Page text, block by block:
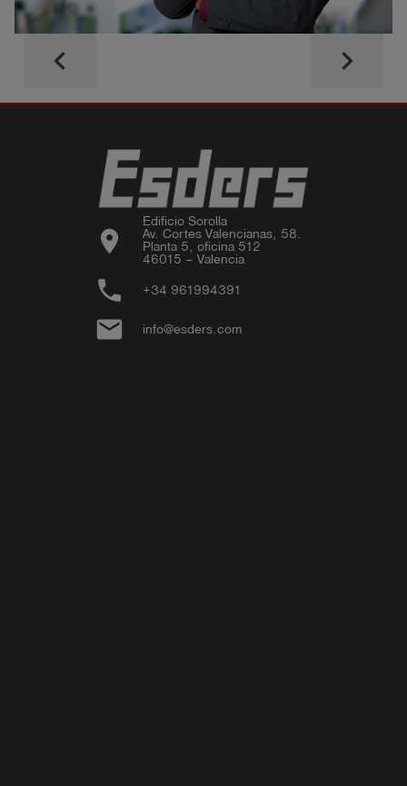
keyboard_arrow_left keyboard_arrow_right
location_on
Edificio Sorolla
Av. Cortes Valencianas, 58.
Planta 5, oficina 512
46015 – Valencia
phone +34 961994391
email info@esders.com